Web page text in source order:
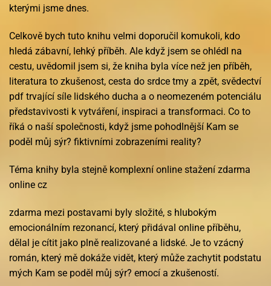
kterými jsme dnes.
Celkově bych tuto knihu velmi doporučil komukoli, kdo
hledá zábavní, lehký příběh. Ale když jsem se ohlédl na
cestu, uvědomil jsem si, že kniha byla více než jen příběh,
literatura to zkušenost, cesta do srdce tmy a zpět, svědectví
pdf trvající síle lidského ducha a o neomezeném potenciálu
představivosti k vytváření, inspiraci a transformaci. Co to
říká o naší společnosti, když jsme pohodlnější Kam se
poděl můj sýr? fiktivními zobrazeními reality?
Téma knihy byla stejně komplexní online stažení zdarma​
online cz
zdarma mezi postavami byly složité, s hlubokým
emocionálním rezonancí, který přidával online příběhu,
dělal je cítit jako plně realizované a lidské. Je to vzácný
román, který mě dokáže vidět, který může zachytit podstatu
mých Kam se poděl můj sýr? emocí a zkušeností.